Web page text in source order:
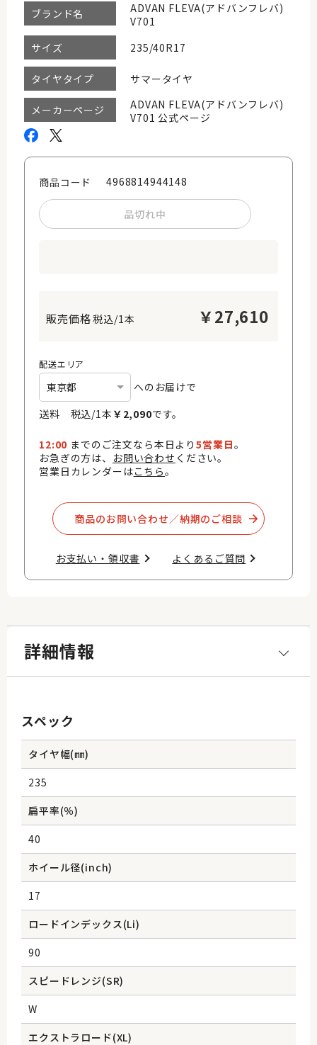
ブランド名
ADVAN FLEVA(アドバンフレバ)
V701
サイズ
235/40R17
タイヤタイプ サマータイヤ
メーカーページ
ADVAN FLEVA(アドバンフレバ)
V701 公式ページ
商品コード 4968814944148
品切れ中
税込/1本 ￥27,610
配送エリア
へのお届けで
送料 税込/1本 ￥ 2,090です。
12:00 までのご注文なら本日より5営業日。
お急ぎの方は、 お問い合わせ ください。
営業日カレンダーはこちら。
商品のお問い合わせ／納期のご相談​
お支払い・領収書​ よくあるご質問​
詳細情報
スペック
タイヤ幅(㎜)
235
扁平率(％)
40
ホイール径(inch)
17
ロードインデックス(Li)
90
スピードレンジ(SR)
W
エクストラロード(XL)